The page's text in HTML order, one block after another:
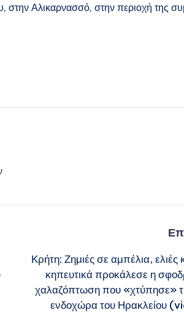
Αλικαρνασσό, στην περιοχή της
Κρήτη: Ζημιές σε αμπέλια, ελιές
κηπευτικά προκάλεσε η
χαλαζόπτωση που «χτύπησε»
ενδοχώρα του Ηρακλείου